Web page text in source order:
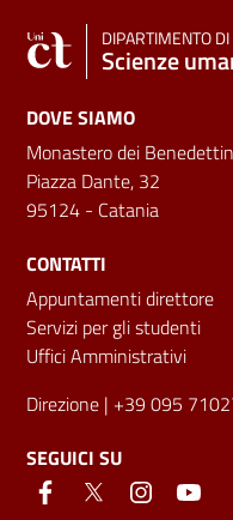
DIPARTIMENTO DI
Scienze
DOVE SIAMO
Monastero dei
Piazza Dante, 32
95124 - Catania
CONTATTI
Appuntamenti direttore
Servizi per gli studenti
Uffici Amministrativi
Direzione | +39 095
SEGUICI SU